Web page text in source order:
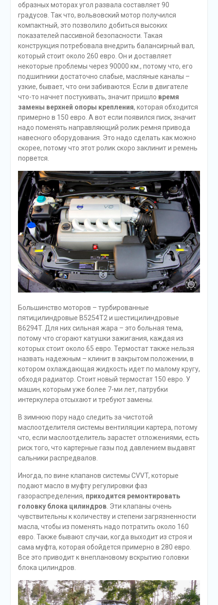
образных моторах угол развала составляет 90
градусов. Так что, вольвовский мотор получился
компактный, это позволило добиться высоких
показателей пассивной безопасности. Такая
конструкция потребовала внедрить балансирный вал,
который стоит около 260 евро. Он и доставляет
некоторые проблемы через 90000 км., потому что, его
подшипники достаточно слабые, масляные каналы –
узкие, бывает, что они забиваются. Если в двигателе
что-то начнет постукивать, значит пришло время
замены верхней опоры крепления, которая обходится
примерно в 150 евро. А вот если появился писк, значит
надо поменять направляющий ролик ремня привода
навесного оборудования. Это надо сделать как можно
скорее, потому что этот ролик скоро заклинит и ремень
порвется.
Большинство моторов – турбированные
пятицилиндровые B5254T2 и шестицилиндровые
B6294T. Для них сильная жара – это больная тема,
потому что сгорают катушки зажигания, каждая из
которых стоит около 65 евро. Термостат также нельзя
назвать надежным – клинит в закрытом положении, в
котором охлаждающая жидкость идет по малому кругу,
обходя радиатор. Стоит новый термостат 150 евро. У
машин, которым уже более 7-ми лет, патрубки
интеркулера отсыхают и требуют замены.
В зимнюю пору надо следить за чистотой
маслоотделителя системы вентиляции картера, потому
что, если маслоотделитель зарастет отложениями, есть
риск того, что картерные газы под давлением выдавят
сальники распредвалов.
Иногда, по вине клапанов системы CVVT, которые
подают масло в муфту регулировки фаз
газораспределения, приходится ремонтировать
головку блока цилиндров. Эти клапаны очень
чувствительны к количеству и степени загрязненности
масла, чтобы из поменять надо потратить около 160
евро. Также бывают случаи, когда выходит из строя и
сама муфта, которая обойдется примерно в 280 евро.
Все это приводит к внеплановому вскрытию головки
блока цилиндров.